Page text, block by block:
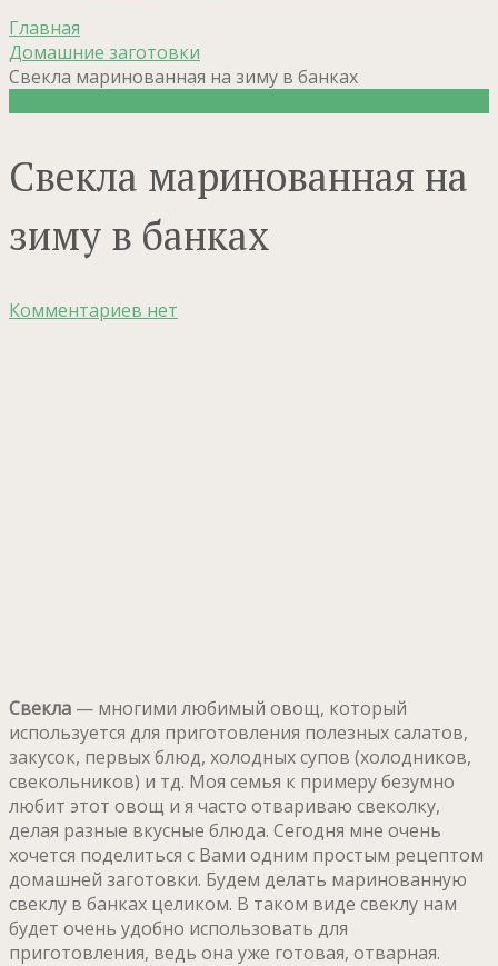
Главная
Домашние заготовки
Свекла маринованная на зиму в банках
Свекла маринованная на
зиму в банках
Комментариев нет
Свекла — многими любимый овощ, который
используется для приготовления полезных салатов,
закусок, первых блюд, холодных супов (холодников,
свекольников) и тд. Моя семья к примеру безумно
любит этот овощ и я часто отвариваю свеколку,
делая разные вкусные блюда. Сегодня мне очень
хочется поделиться с Вами одним простым рецептом
домашней заготовки. Будем делать маринованную
свеклу в банках целиком. В таком виде свеклу нам
будет очень удобно использовать для
приготовления, ведь она уже готовая, отварная.